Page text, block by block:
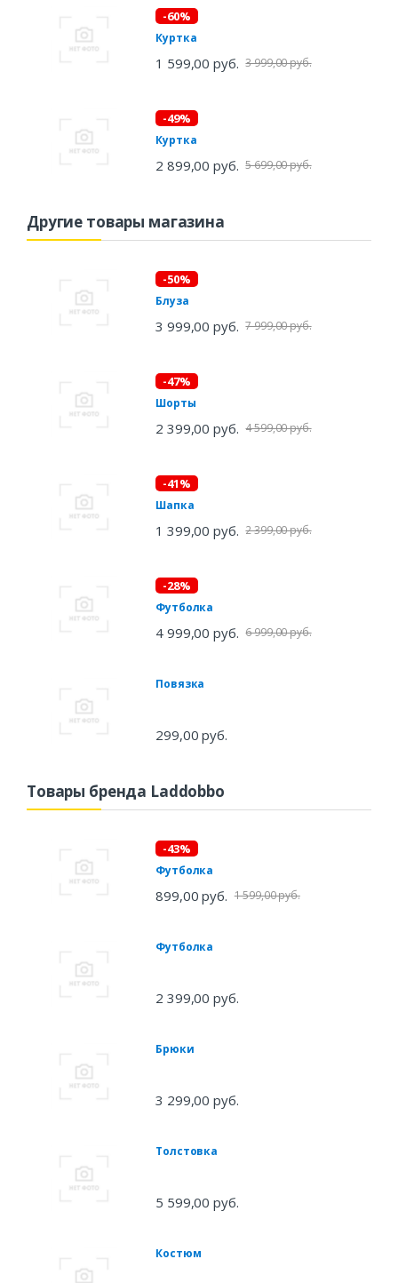
-60%
Куртка
1 599,00 руб. 3 999,00 руб.
-49%
Куртка
2 899,00 руб. 5 699,00 руб.
Другие товары магазина
-50%
Блуза
3 999,00 руб. 7 999,00 руб.
-47%
Шорты
2 399,00 руб. 4 599,00 руб.
-41%
Шапка
1 399,00 руб. 2 399,00 руб.
-28%
Футболка
4 999,00 руб. 6 999,00 руб.
Повязка
299,00 руб.
Товары бренда Laddobbo
-43%
Футболка
899,00 руб. 1 599,00 руб.
Футболка
2 399,00 руб.
Брюки
3 299,00 руб.
Толстовка
5 599,00 руб.
Костюм